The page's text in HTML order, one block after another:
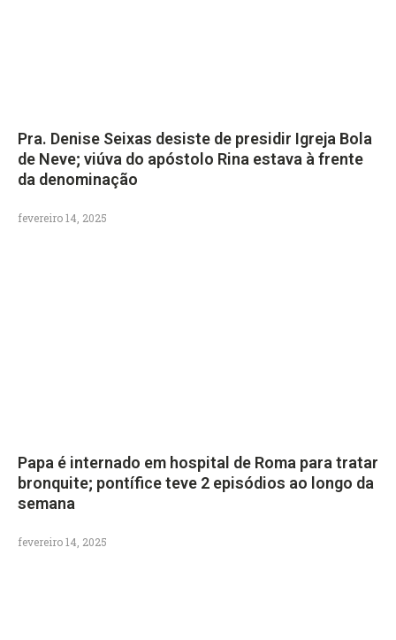
Pra. Denise Seixas desiste de presidir Igreja Bola
de Neve; viúva do apóstolo Rina estava à frente
da denominação
fevereiro 14, 2025
Papa é internado em hospital de Roma para tratar
bronquite; pontífice teve 2 episódios ao longo da
semana
fevereiro 14, 2025